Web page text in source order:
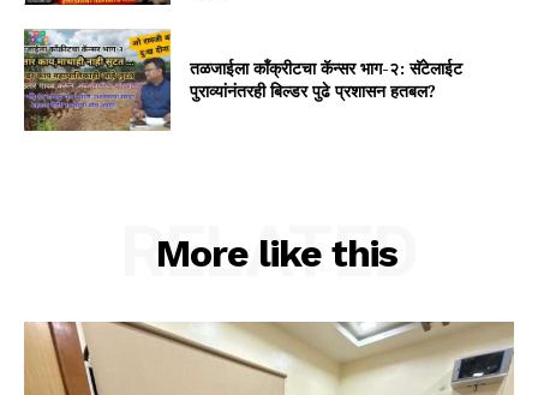
तळजाईला कॉंक्रीटचा कॅन्सर भाग-२: सॅटेलाईट
पुराव्यांनंतरही बिल्डर पुढे प्रशासन हतबल?
More like this
RELATED